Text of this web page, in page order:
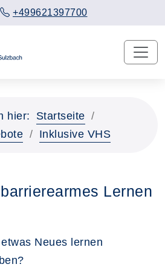
+499621397700
hier:
Startseite
Inklusive VHS
Lernen
Neues lernen